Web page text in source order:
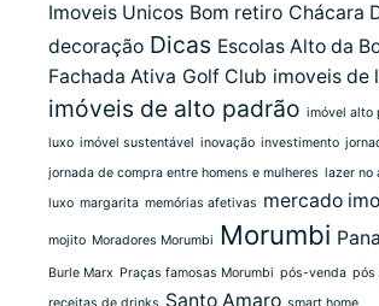
Imoveis Unicos Bom retiro Chácara
decoração Dicas Escolas Alto da
Fachada Ativa Golf Club imoveis de
imóveis de alto padrão imóvel alto
luxo imóvel sustentável inovação investimento
jornada de compra entre homens e mulheres lazer no
luxo margarita memórias afetivas mercado
mojito Moradores Morumbi Morumbi
Burle Marx Praças famosas Morumbi pós-venda pós
Santo Amaro